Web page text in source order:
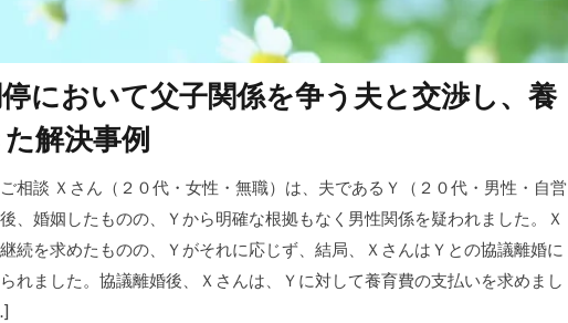
において父子関係を争う夫と交渉し、養
解決事例
相談 Ｘさん（２０代・女性・無職）は、夫であるＹ（２０代・男性・自営
、婚姻したものの、Ｙから明確な根拠もなく男性関係を疑われました。Ｘ
続を求めたものの、Ｙがそれに応じず、結局、ＸさんはＹとの協議離婚に
れました。協議離婚後、Ｘさんは、Ｙに対して養育費の支払いを求めまし